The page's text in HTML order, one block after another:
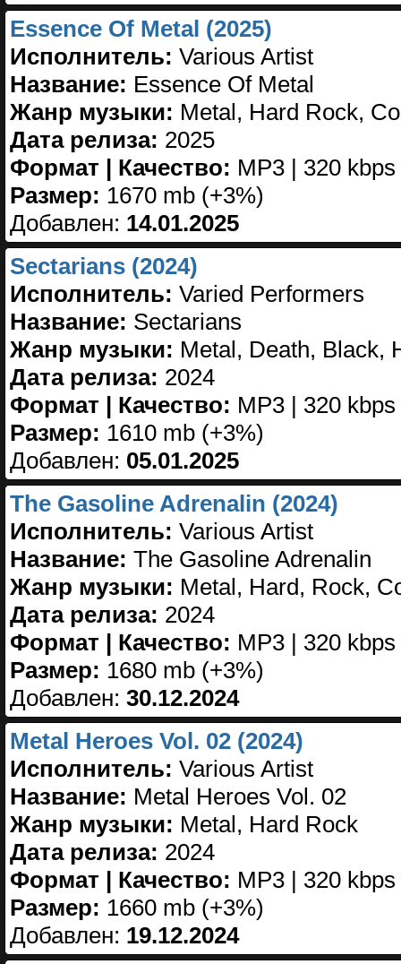
Essence Of Metal (2025)
Исполнитель: Various Artist
Название: Essence Of Metal
Жанр музыки: Metal, Hard Rock,
Дата релиза: 2025
Формат | Качество: MP3 | 320 kbps
Размер: 1670 mb (+3%)
Добавлен: 14.01.2025
Sectarians (2024)
Исполнитель: Varied Performers
Название: Sectarians
Жанр музыки: Metal, Death, Black,
Дата релиза: 2024
Формат | Качество: MP3 | 320 kbps
Размер: 1610 mb (+3%)
Добавлен: 05.01.2025
The Gasoline Adrenalin (2024)
Исполнитель: Various Artist
Название: The Gasoline Adrenalin
Жанр музыки: Metal, Hard, Rock,
Дата релиза: 2024
Формат | Качество: MP3 | 320 kbps
Размер: 1680 mb (+3%)
Добавлен: 30.12.2024
Metal Heroes Vol. 02 (2024)
Исполнитель: Various Artist
Название: Metal Heroes Vol. 02
Жанр музыки: Metal, Hard Rock
Дата релиза: 2024
Формат | Качество: MP3 | 320 kbps
Размер: 1660 mb (+3%)
Добавлен: 19.12.2024